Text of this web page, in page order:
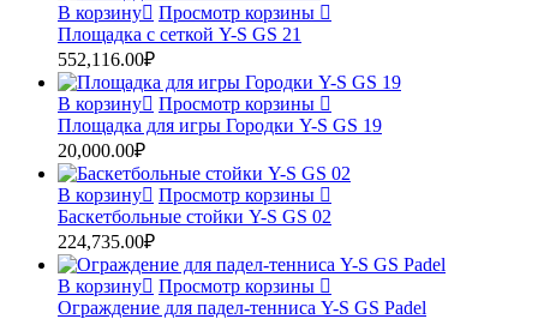
В корзину
Просмотр корзины
Площадка с сеткой Y-S GS 21
552,116.00₽
В корзину
Просмотр корзины
Площадка для игры Городки Y-S GS 19
20,000.00₽
В корзину
Просмотр корзины
Баскетбольные стойки Y-S GS 02
224,735.00₽
В корзину
Просмотр корзины
Ограждение для падел-тенниса Y-S GS Padel